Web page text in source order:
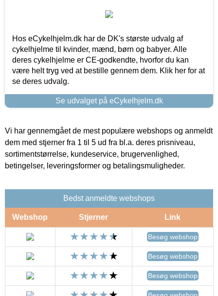
Hos eCykelhjelm.dk har de DK's største udvalg af
cykelhjelme til kvinder, mænd, børn og babyer. Alle
deres cykelhjelme er CE-godkendte, hvorfor du kan
være helt tryg ved at bestille gennem dem. Klik her for at
se deres udvalg.
Se udvalget på eCykelhjelm.dk
Vi har gennemgået de mest populære webshops og anmeldt
dem med stjerner fra 1 til 5 ud fra bl.a. deres prisniveau,
sortimentstørrelse, kundeservice, brugervenlighed,
betingelser, leveringsformer og betalingsmuligheder.
Bedst anmeldte webshops
Webshop Stjerner Link
Besøg webshop
Besøg webshop
Besøg webshop